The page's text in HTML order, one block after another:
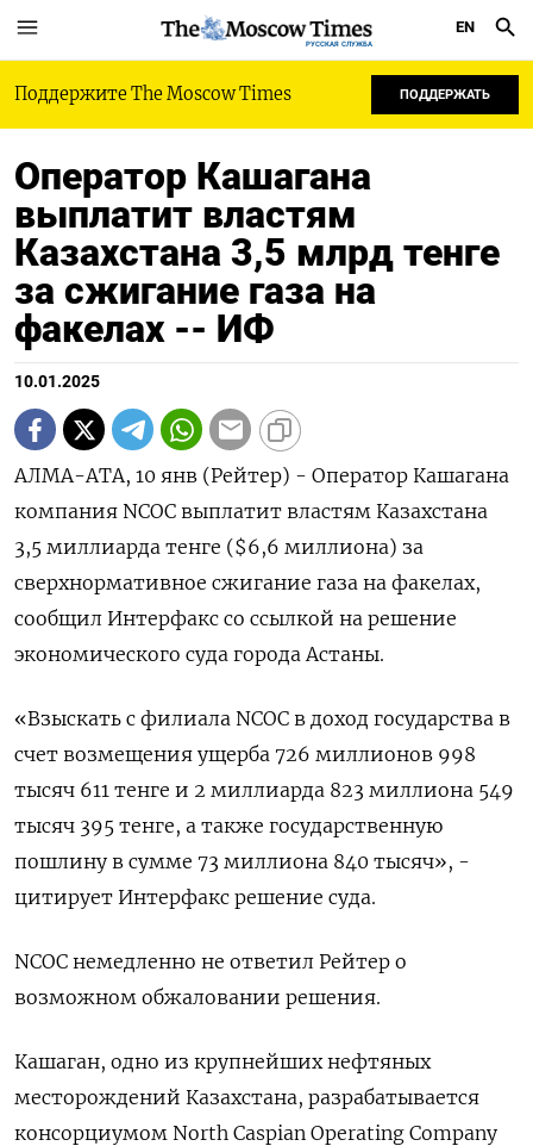
РУССКАЯ СЛУЖБА
EN
Поддержите The Moscow Times ПОДДЕРЖАТЬ
Оператор Кашагана
выплатит властям
Казахстана 3,5 млрд тенге
за сжигание газа на
факелах -- ИФ
10.01.2025
АЛМА-АТА, 10 янв (Рейтер) - Оператор Кашагана
компания NCOC выплатит властям Казахстана
3,5 миллиарда тенге ($6,6 миллиона) за
сверхнормативное сжигание газа на факелах,
сообщил Интерфакс со ссылкой на решение
экономического суда города Астаны.
«Взыскать с филиала NCOC в доход государства в
счет возмещения ущерба 726 миллионов 998
тысяч 611 тенге и 2 миллиарда 823 миллиона 549
тысяч 395 тенге, а также государственную
пошлину в сумме 73 миллиона 840 тысяч», -
цитирует Интерфакс решение суда.
NCOC немедленно не ответил Рейтер о
возможном обжаловании решения.
Кашаган, одно из крупнейших нефтяных
месторождений Казахстана, разрабатывается
консорциумом North Caspian Operating Company